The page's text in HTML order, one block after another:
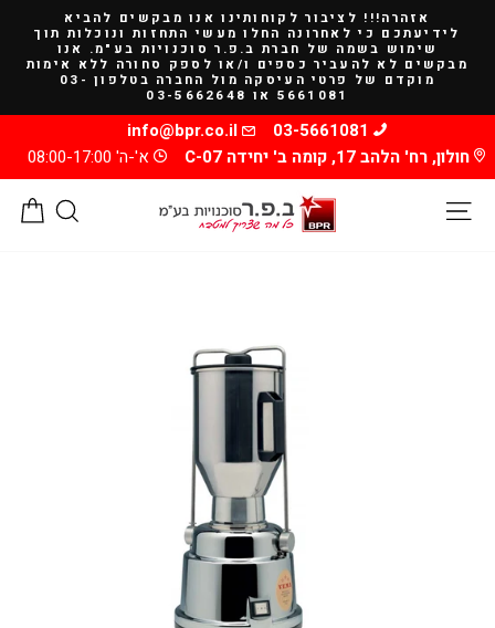
קריאה
אזהרה!!! לציבור לקוחותינו אנו מבקשים להביא
לידיעתכם כי לאחרונה החלו מעשי התחזות ונוכלות תוך
שימוש בשמה של חברת ב.פ.ר סוכנויות בע"מ. אנו
מבקשים לא להעביר כספים ו/או לספק סחורה ללא אימות
מוקדם של פרטי העיסקה מול החברה בטלפון 03-
5661081 או 03-5662648
03-5661081
info@bpr.co.il
חולון, רח' הלהב 17, קומה ב' יחידה C-07
א'-ה' 08:00-17:00